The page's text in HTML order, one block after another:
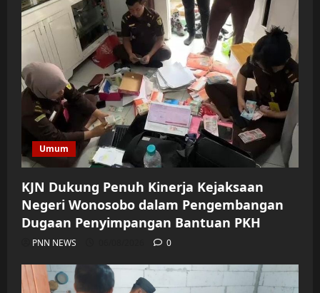
Umum
KJN Dukung Penuh Kinerja Kejaksaan
Negeri Wonosobo dalam Pengembangan
Dugaan Penyimpangan Bantuan PKH
PNN NEWS 0